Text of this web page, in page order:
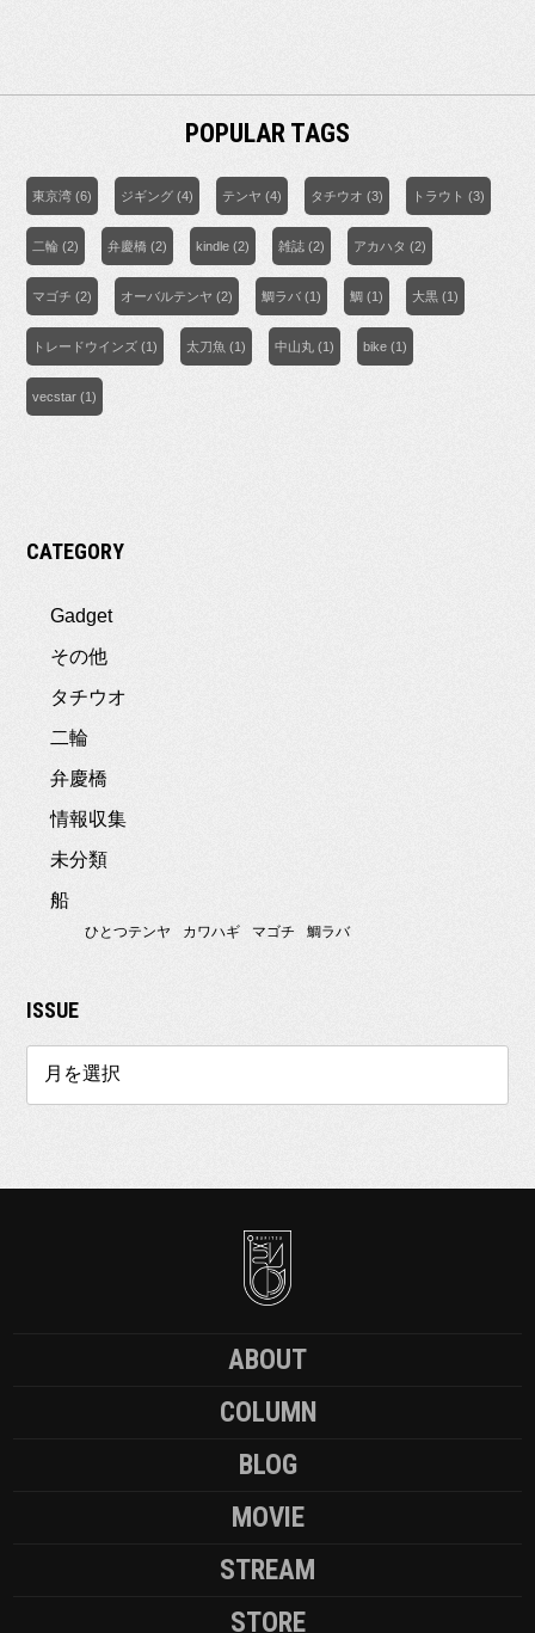
POPULAR TAGS
東京湾 (6) ジギング (4) テンヤ (4) タチウオ (3) トラウト (3)
二輪 (2) 弁慶橋 (2) kindle (2) 雑誌 (2) アカハタ (2)
マゴチ (2) オーバルテンヤ (2) 鯛ラバ (1) 鯛 (1) 大黒 (1)
トレードウインズ (1) 太刀魚 (1) 中山丸 (1) bike (1)
vecstar (1)
CATEGORY
Gadget
その他
タチウオ
二輪
弁慶橋
情報収集
未分類
船
ひとつテンヤ カワハギ マゴチ 鯛ラバ
ISSUE
ABOUT
COLUMN
BLOG
MOVIE
STREAM
STORE